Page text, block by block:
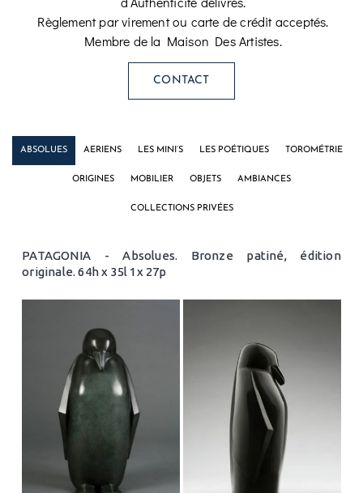
Règlement par virement ou carte de crédit acceptés.
Membre de la Maison Des Artistes.
CONTACT
ABSOLUES AERIENS LES MINI’S LES POÉTIQUES TOROMÉTRIE
ORIGINES MOBILIER OBJETS AMBIANCES
COLLECTIONS PRIVÉES
PATAGONIA - Absolues. Bronze patiné, édition
originale. 64h x 35l 1x 27p